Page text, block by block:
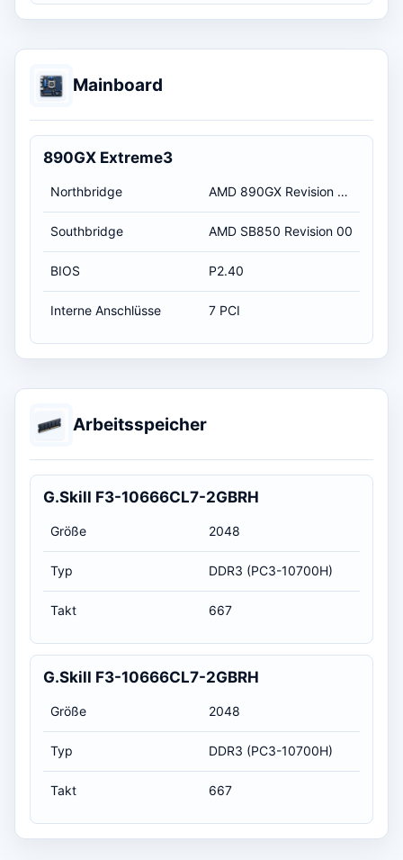
Mainboard
890GX Extreme3
Northbridge AMD 890GX Revision 00
Southbridge AMD SB850 Revision 00
BIOS P2.40
Interne Anschlüsse 7 PCI
Arbeitsspeicher
G.Skill F3-10666CL7-2GBRH
Größe 2048
Typ DDR3 (PC3-10700H)
Takt 667
G.Skill F3-10666CL7-2GBRH
Größe 2048
Typ DDR3 (PC3-10700H)
Takt 667